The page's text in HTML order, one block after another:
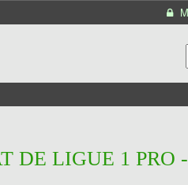
DE LIGUE 1 PRO -